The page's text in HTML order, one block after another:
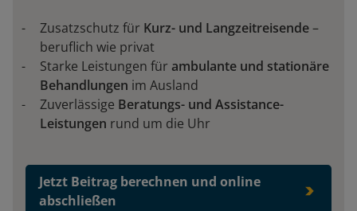
Zusatzschutz für Kurz- und Langzeitreisende–
beruflich wie privat
Starke Leistungen für ambulante und stationäre
Behandlungen im Ausland
Zuverlässige Beratungs- und Assistance-
Leistungen rund um die Uhr
Jetzt Beitrag berechnen und online
abschließen